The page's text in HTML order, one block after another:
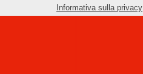
Informativa sulla privacy